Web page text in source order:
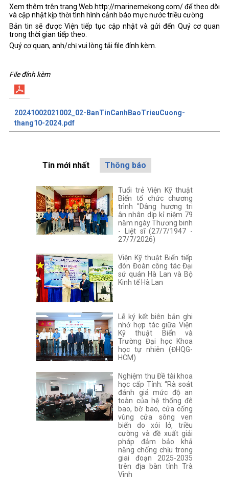
Xem thêm trên trang Web http://marinemekong.com/ để theo dõi
và cập nhật kịp thời tình hình cảnh báo mực nước triều cường
Bản tin sẽ được Viện tiếp tục cập nhật và gửi đến Quý cơ quan
trong thời gian tiếp theo.
Quý cơ quan, anh/chị vui lòng tải file đính kèm.
File đính kèm
20241002021002_02-BanTinCanhBaoTrieuCuong-
thang10-2024.pdf
Tin mới nhất Thông báo
Tuổi trẻ Viện Kỹ thuật
Biển tổ chức chương
trình "Dâng hương tri
ân nhân dịp kỉ niệm 79
năm ngày Thương binh
- Liệt sĩ (27/7/1947 -
27/7/2026)
Viện Kỹ thuật Biển tiếp
đón Đoàn công tác Đại
sứ quán Hà Lan và Bộ
Kinh tế Hà Lan
Lễ ký kết biên bản ghi
nhớ hợp tác giữa Viện
Kỹ thuật Biển và
Trường Đại học Khoa
học tự nhiên (ĐHQG-
HCM)
Nghiệm thu Đề tài khoa
học cấp Tỉnh: “Rà soát
đánh giá mức độ an
toàn của hệ thống đê
bao, bờ bao, cửa cống
vùng cửa sông ven
biển do xói lở, triều
cường và đề xuất giải
pháp đảm bảo khả
năng chống chịu trong
giai đoạn 2025-2035
trên địa bàn tỉnh Trà
Vinh